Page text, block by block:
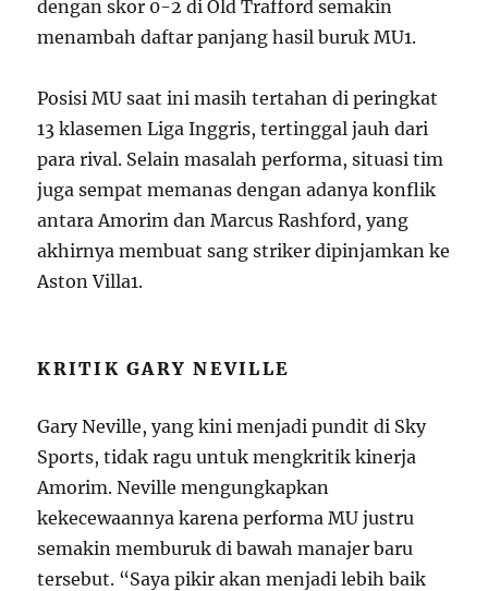
dengan skor 0-2 di Old Trafford semakin
menambah daftar panjang hasil buruk MU1.
Posisi MU saat ini masih tertahan di peringkat
13 klasemen Liga Inggris, tertinggal jauh dari
para rival. Selain masalah performa, situasi tim
juga sempat memanas dengan adanya konflik
antara Amorim dan Marcus Rashford, yang
akhirnya membuat sang striker dipinjamkan ke
Aston Villa1.
KRITIK GARY NEVILLE
Gary Neville, yang kini menjadi pundit di Sky
Sports, tidak ragu untuk mengkritik kinerja
Amorim. Neville mengungkapkan
kekecewaannya karena performa MU justru
semakin memburuk di bawah manajer baru
tersebut. “Saya pikir akan menjadi lebih baik